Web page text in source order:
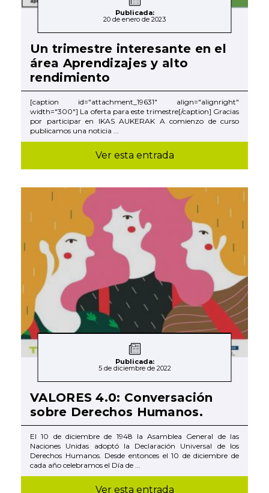
Publicada:
20 de enero de 2023
Un trimestre interesante en el
área Aprendizajes y alto
rendimiento
[caption id="attachment_19631" align="alignright"
width="300"] La oferta para este trimestre[/caption] Gracias
por participar en IKAS AUKERAK A comienzo de curso
publicamos una noticia ...
Ver esta entrada
Publicada:
5 de diciembre de 2022
VALORES 4.0: Conversación
sobre Derechos Humanos.
El 10 de diciembre de 1948 la Asamblea General de las
Naciones Unidas adoptó la Declaración Universal de los
Derechos Humanos. Desde entonces el 10 de diciembre de
cada año celebramos el Día de ...
Ver esta entrada